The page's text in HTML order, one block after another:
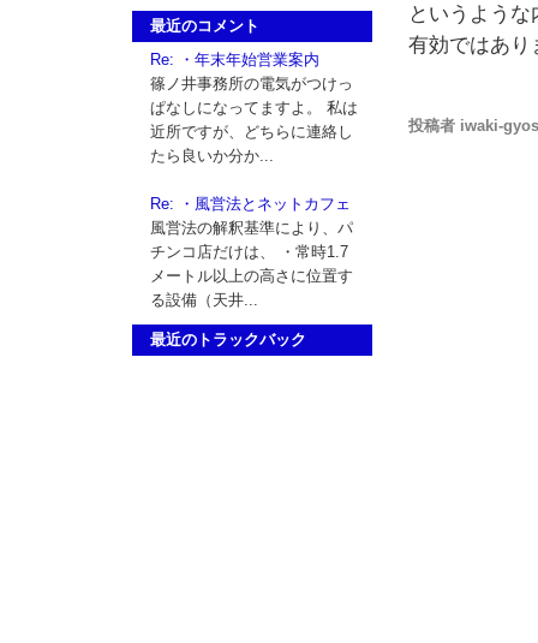
というよう
有効ではあり
投稿者 iwaki-
最近のコメント
Re: ・年末年始営業案内
篠ノ井事務所の電気がつけっ
ぱなしになってますよ。 私は
近所ですが、どちらに連絡し
たら良いか分か...
Re: ・風営法とネットカフェ
風営法の解釈基準により、パ
チンコ店だけは、 ・常時1.7
メートル以上の高さに位置す
る設備（天井...
最近のトラックバック